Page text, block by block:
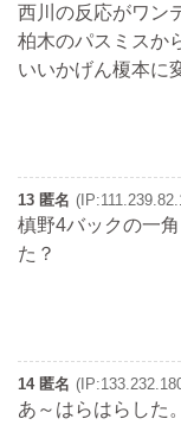
西川の反応がワン
柏木のパスミスか
いいかげん榎本に
13 匿名
槙野4バックの一
た？
14 匿名
あ～はらはらした